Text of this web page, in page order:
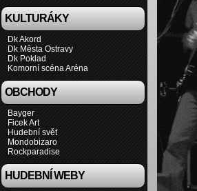
KULTURÁKY
Dk Akord
Dk Města Ostravy
Dk Poklad
Komorní scéna Aréna
OBCHODY
Bayger
Ficek Art
Hudební svět
Mondobizaro
Rockparadise
HUDEBNÍ WEBY